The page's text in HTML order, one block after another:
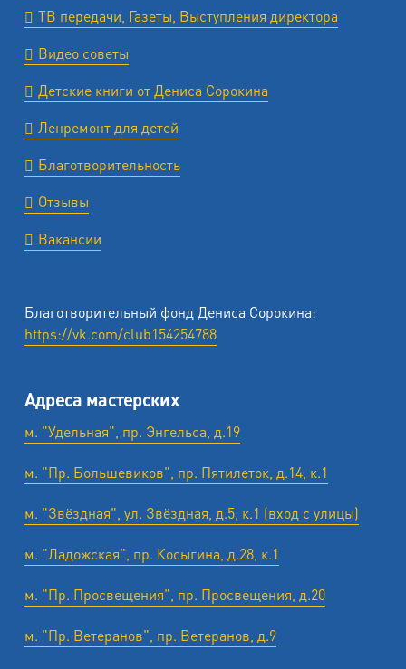
ТВ передачи, Газеты, Выступления директора
Видео советы
Детские книги от Дениса Сорокина
Ленремонт для детей
Благотворительность
Отзывы
Вакансии
Благотворительный фонд Дениса Сорокина:
https://vk.com/club154254788
Адреса мастерских
м. "Удельная", пр. Энгельса, д.19
м. "Пр. Большевиков", пр. Пятилеток, д.14, к.1
м. "Звёздная", ул. Звёздная, д.5, к.1 (вход с улицы)
м. "Ладожская", пр. Косыгина, д.28, к.1
м. "Пр. Просвещения", пр. Просвещения, д.20
м. "Пр. Ветеранов", пр. Ветеранов, д.9